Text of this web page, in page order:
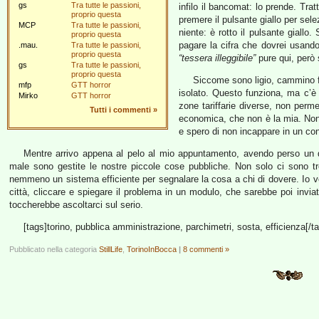
gs
Tra tutte le passioni,
proprio questa
MCP
Tra tutte le passioni,
proprio questa
.mau.
Tra tutte le passioni,
proprio questa
gs
Tra tutte le passioni,
proprio questa
mfp
GTT horror
Mirko
GTT horror
Tutti i commenti »
infilo il bancomat: lo prende.
premere il pulsante giallo per
niente: è rotto il pulsante giallo.
pagare la cifra che dovrei
“tessera illeggibile”pure qui, però
Siccome sono ligio, cammino
isolato. Questo funziona, ma
zone tariffarie diverse, non
economica, che non è la mia.
e spero di non incappare in un
Mentre arrivo appena al pelo al mio appuntamento, avendo perso
male sono gestite le nostre piccole cose pubbliche. Non solo ci sono
nemmeno un sistema efficiente per segnalare la cosa a chi di dovere. Io
città, cliccare e spiegare il problema in un modulo, che sarebbe poi
toccherebbe ascoltarci sul serio.
[tags]torino, pubblica amministrazione, parchimetri, sosta, efficienza[/
Pubblicato nella categoria StillLife TorinoInBocca | 8 commenti »